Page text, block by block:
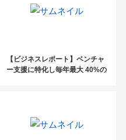
【ビジネスレポート】ベンチャ
ー支援に特化し毎年最大 40%の